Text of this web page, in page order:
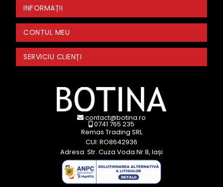
INFORMAȚII
CONTUL MEU
SERVICIU CLIENȚI
contact@botina.ro
0741 765 235
Remas Trading SRL
CUI: RO8642936
Adresa: Str. Cuza Voda Nr.8, Iași